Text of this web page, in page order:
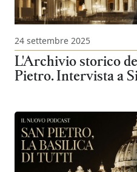
24 settembre 2025
L'Archivio storico
Pietro. Intervista a